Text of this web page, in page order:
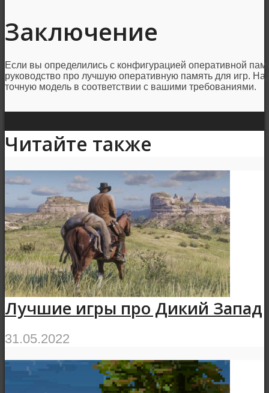
Заключение
Если вы определились с конфигурацией оперативной
руководство про лучшую оперативную память для игр.
точную модель в соответствии с вашими требованиями.
Читайте также
Лучшие игры про Дикий Запад
31.05.2022